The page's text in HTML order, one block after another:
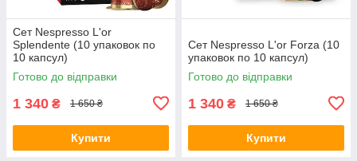
Сет Nespresso L'or
Splendente (10 упаковок по
10 капсул)
Готово до відправки
1 340 ₴ 1 650 ₴
Купити
Сет Nespresso L'or Forza (10
упаковок по 10 капсул)
Готово до відправки
1 340 ₴ 1 650 ₴
Купити